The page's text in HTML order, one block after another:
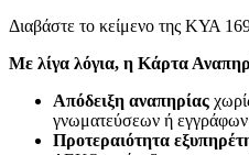
Διαβάστε το κείμενο της ΚΥΑ
Με λίγα λόγια, η Κάρτα
Απόδειξη αναπηρίας
γνωματεύσεων ή
Προτεραιότητα